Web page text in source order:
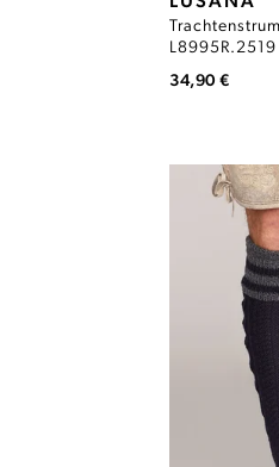
L8995R.2519
34,90 €